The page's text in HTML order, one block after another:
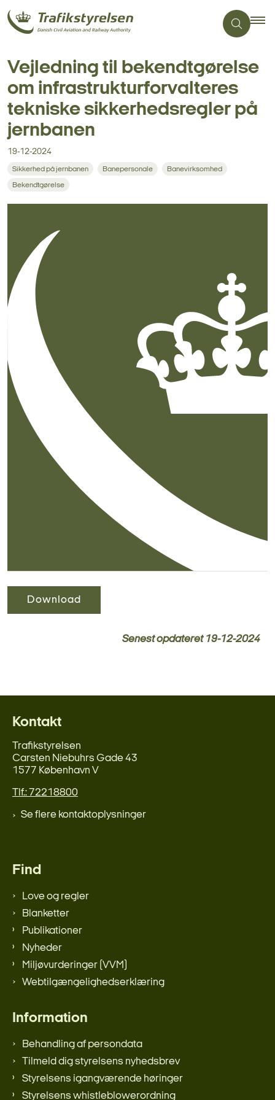
Vejledning til bekendtgørelse
om infrastrukturforvalteres
tekniske sikkerhedsregler på
jernbanen
19-12-2024
Sikkerhed på jernbanen Banepersonale Banevirksomhed
Bekendtgørelse
Download
Senest opdateret 19-12-2024
Kontakt
Trafikstyrelsen
Carsten Niebuhrs Gade 43
1577 København V
Tlf.: 72218800
Se flere kontaktoplysninger
Find
Love og regler
Blanketter
Publikationer
Nyheder
Miljøvurderinger (VVM)
Webtilgængelighedserklæring
Information
Behandling af persondata
Tilmeld dig styrelsens nyhedsbrev
Styrelsens igangværende høringer
Styrelsens whistleblowerordning